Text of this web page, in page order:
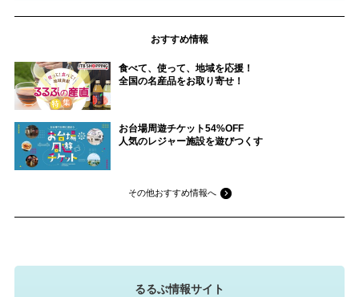
おすすめ情報
食べて、使って、地域を応援！
全国の名産品をお取り寄せ！
お台場周遊チケット54%OFF
人気のレジャー施設を遊びつくす
その他おすすめ情報へ
るるぶ情報サイト